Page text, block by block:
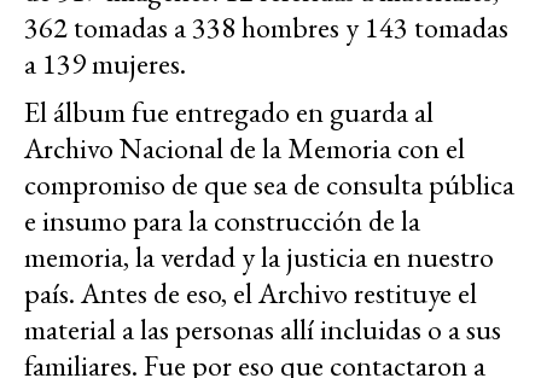
362 tomadas a 338 hombres y 143 tomadas
a 139 mujeres.
El álbum fue entregado en guarda al
Archivo Nacional de la Memoria con el
compromiso de que sea de consulta pública
e insumo para la construcción de la
memoria, la verdad y la justicia en nuestro
país. Antes de eso, el Archivo restituye el
material a las personas allí incluidas o a sus
familiares. Fue por eso que contactaron a